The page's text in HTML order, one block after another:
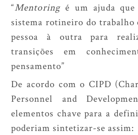
“Mentoringé um ajuda que
sistema rotineiro do trabalho
pessoa à outra para
transições em
pensamento”
De acordo com o CIPD
Personnel and
elementos chave para a
poderiam sintetizar-se assim: